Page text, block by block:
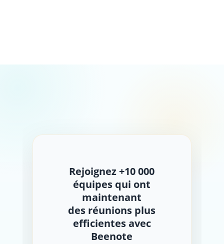
Rejoignez +10 000
équipes qui ont
maintenant
des réunions plus
efficientes avec
Beenote